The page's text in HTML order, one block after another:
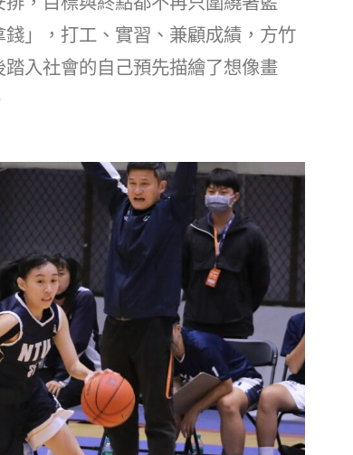
」，打工、實習、兼顧成績，方竹
入社會的自己預先描繪了想像畫